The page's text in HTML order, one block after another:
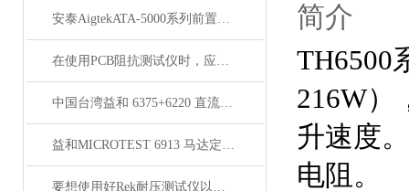
安泰AigtekATA-5000系列前置微小信号放大器
在使用PCB阻抗测试仪时，应该注意以下几个要点
中国台湾益和 6375+6220 直流偏流源测试系统
益和MICROTEST 6913 马达定子测试系统
要想使用好Rek耐压测试仪以下步骤不可少
简介
TH6500
216W）
升速度
电阻。